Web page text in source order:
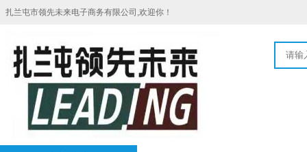
扎兰屯市领先未来电子商务有限公司,欢迎你！